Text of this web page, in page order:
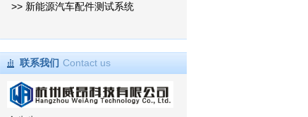
>> 新能源汽车配件测试系统
联系我们 Contact us